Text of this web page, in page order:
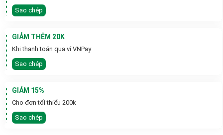
Sao chép
GIẢM THÊM 20K
Khi thanh toán qua ví VNPay
Sao chép
GIẢM 15%
Cho đơn tối thiểu 200k
Sao chép